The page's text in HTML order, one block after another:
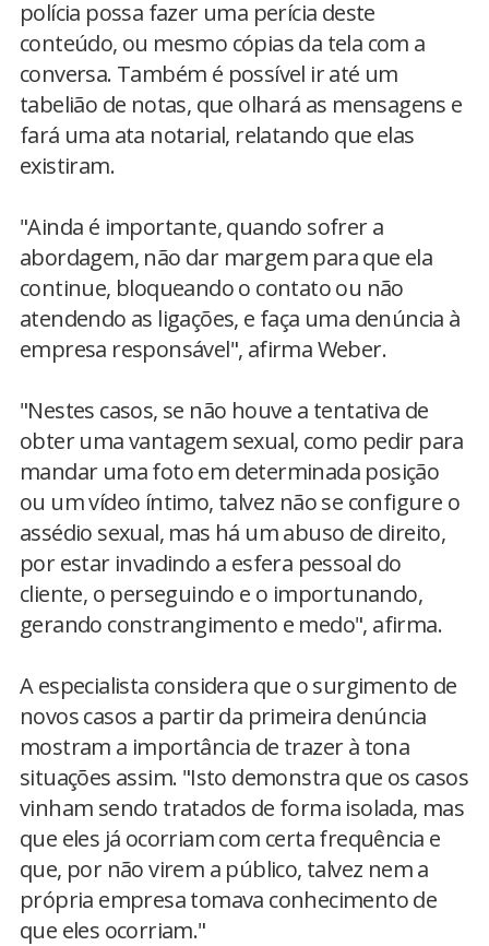
polícia possa fazer uma perícia deste
conteúdo, ou mesmo cópias da tela com a
conversa. Também é possível ir até um
tabelião de notas, que olhará as mensagens e
fará uma ata notarial, relatando que elas
existiram.
"Ainda é importante, quando sofrer a
abordagem, não dar margem para que ela
continue, bloqueando o contato ou não
atendendo as ligações, e faça uma denúncia à
empresa responsável", afirma Weber.
"Nestes casos, se não houve a tentativa de
obter uma vantagem sexual, como pedir para
mandar uma foto em determinada posição
ou um vídeo íntimo, talvez não se configure o
assédio sexual, mas há um abuso de direito,
por estar invadindo a esfera pessoal do
cliente, o perseguindo e o importunando,
gerando constrangimento e medo", afirma.
A especialista considera que o surgimento de
novos casos a partir da primeira denúncia
mostram a importância de trazer à tona
situações assim. "Isto demonstra que os casos
vinham sendo tratados de forma isolada, mas
que eles já ocorriam com certa frequência e
que, por não virem a público, talvez nem a
própria empresa tomava conhecimento de
que eles ocorriam."